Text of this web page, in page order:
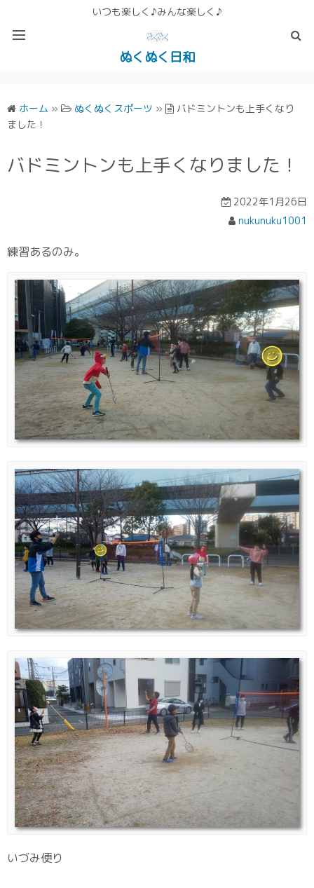
いつも楽しく♪みんな楽しく♪
ぬくぬく日和
ホーム » ぬくぬくスポーツ »
バドミントンも上手くなり
ました！
バドミントンも上手くなりました！
2022年1月26日
nukunuku1001
練習あるのみ。
いづみ便り